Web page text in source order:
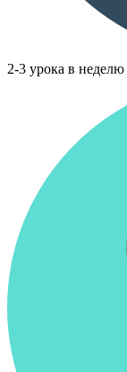
2-3 урока в неделю